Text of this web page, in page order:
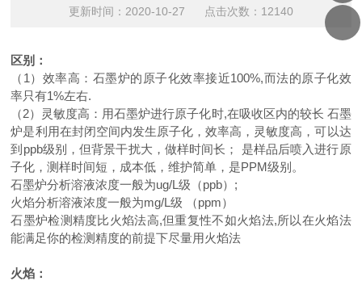
更新时间：2020-10-27 点击次数：12140
区别：
（1）效率高：石墨炉的原子化效率接近100%,而法的原子化效
率只有1%左右.
（2）灵敏度高：用石墨炉进行原子化时,在吸收区内的较长 石墨
炉是利用在封闭空间内发生原子化，效率高，灵敏度高，可以达
到ppb级别，但背景干扰大，做样时间长； 是样品后喷入进行原
子化，测样时间短，成本低，维护简单，是PPM级别。
石墨炉分析溶液浓度一般为ug/L级（ppb）;
火焰分析溶液浓度一般为mg/L级 （ppm）
石墨炉检测精度比火焰法高,但重复性不如火焰法,所以在火焰法
能满足你的检测精度的前提下尽量用火焰法
火焰：